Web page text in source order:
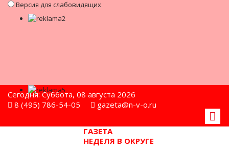
Версия для слабовидящих
Сегодня: Суббота, 08 августа 2026
8 (495) 786-54-05
gazeta@n-v-o.ru
ГАЗЕТА
НЕДЕЛЯ В ОКРУГЕ